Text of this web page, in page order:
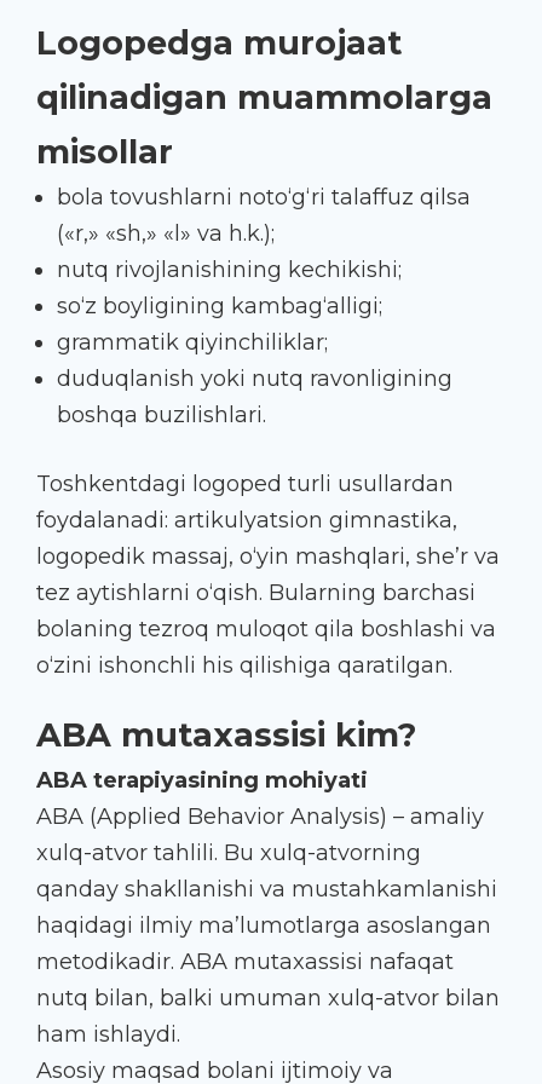
Logopedga murojaat
qilinadigan muammolarga
misollar
bola tovushlarni noto‘g‘ri talaffuz qilsa
(«r,» «sh,» «l» va h.k.);
nutq rivojlanishining kechikishi;
so‘z boyligining kambag‘alligi;
grammatik qiyinchiliklar;
duduqlanish yoki nutq ravonligining
boshqa buzilishlari.
Toshkentdagi logoped turli usullardan
foydalanadi: artikulyatsion gimnastika,
logopedik massaj, o‘yin mashqlari, she’r va
tez aytishlarni o‘qish. Bularning barchasi
bolaning tezroq muloqot qila boshlashi va
o‘zini ishonchli his qilishiga qaratilgan.
ABA mutaxassisi kim?
ABA terapiyasining mohiyati
ABA (Applied Behavior Analysis) – amaliy
xulq-atvor tahlili. Bu xulq-atvorning
qanday shakllanishi va mustahkamlanishi
haqidagi ilmiy ma’lumotlarga asoslangan
metodikadir. ABA mutaxassisi nafaqat
nutq bilan, balki umuman xulq-atvor bilan
ham ishlaydi.
Asosiy maqsad bolani ijtimoiy va